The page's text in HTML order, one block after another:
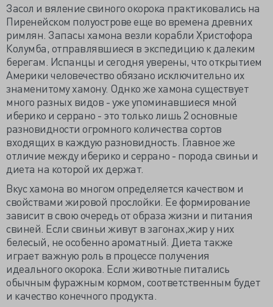
Засол и вяление свиного окорока практиковались на
Пиренейском полуострове еще во времена древних
римлян. Запасы хамона везли корабли Христофора
Колумба, отправлявшиеся в экспедицию к далеким
берегам. Испанцы и сегодня уверены, что открытием
Америки человечество обязано исключительно их
знаменитому хамону. Однко же хамона существует
много разных видов - уже упоминавшиеся мной
иберико и серрано - это только лишь 2 основные
разновидности огромного количества сортов
входящих в каждую разновидность. Главное же
отличие между иберико и серрано - порода свиньи и
диета на которой их держат.
Вкус хамона во многом определяется качеством и
свойствами жировой прослойки. Ее формирование
зависит в свою очередь от образа жизни и питания
свиней. Если свиньи живут в загонах,жир у них
белесый, не особенно ароматный. Диета также
играет важную роль в процессе получения
идеального окорока. Если животные питались
обычным фуражным кормом, соответственным будет
и качество конечного продукта.